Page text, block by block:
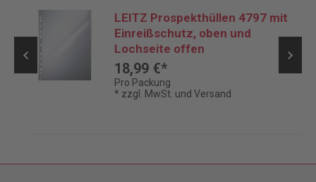
LEITZ Prospekthüllen 4797 mit
Einreißschutz, oben und
Lochseite offen
18,99 €*
Pro Packung
* zzgl. MwSt. und Versand